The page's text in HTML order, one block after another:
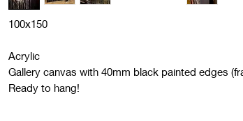
100x150
Acrylic
Gallery canvas with 40mm black painted edges
Ready to hang!